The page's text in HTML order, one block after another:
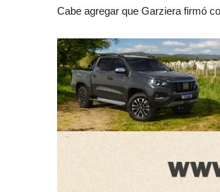
Cabe agregar que Garziera firmó